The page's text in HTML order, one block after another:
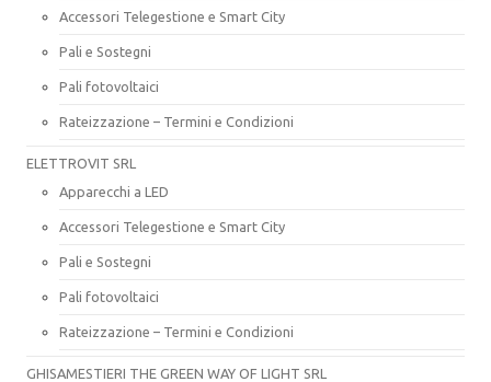
Accessori Telegestione e Smart City
Pali e Sostegni
Pali fotovoltaici
Rateizzazione – Termini e Condizioni
ELETTROVIT SRL
Apparecchi a LED
Accessori Telegestione e Smart City
Pali e Sostegni
Pali fotovoltaici
Rateizzazione – Termini e Condizioni
GHISAMESTIERI THE GREEN WAY OF LIGHT SRL